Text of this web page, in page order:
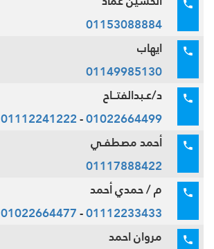
01153088884
ايهاب
01149985130
د/عـبدالفتــاح
01022664499
-
01112241222
أحمد مصطفـي
01117888422
م / حمدي أحمد
01112233433
-
01022664477
مروان احمد